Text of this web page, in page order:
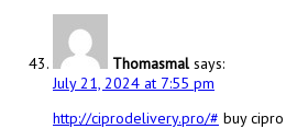
Thomasmal says:
July 21, 2024 at 7:55 pm
http://ciprodelivery.pro/# buy cipro